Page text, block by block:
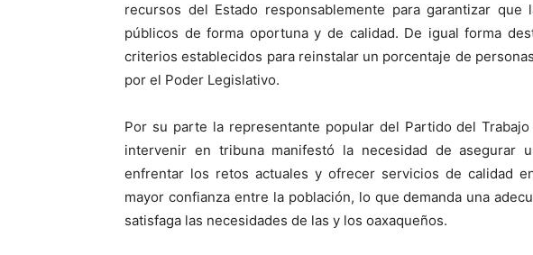
recursos del Estado responsablemente para garantizar
públicos de forma oportuna y de calidad. De igual forma
criterios establecidos para reinstalar un porcentaje de
por el Poder Legislativo.
Por su parte la representante popular del Partido del Trabajo
intervenir en tribuna manifestó la necesidad de asegurar
enfrentar los retos actuales y ofrecer servicios de calidad
mayor confianza entre la población, lo que demanda una
satisfaga las necesidades de las y los oaxaqueños.